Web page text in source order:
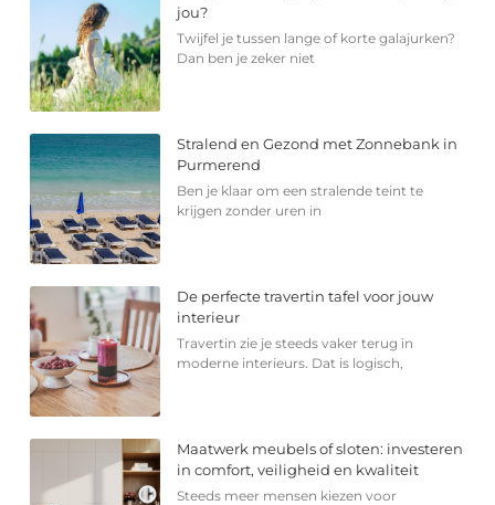
jou?
Twijfel je tussen lange of korte galajurken?
Dan ben je zeker niet
Stralend en Gezond met Zonnebank in
Purmerend
Ben je klaar om een stralende teint te
krijgen zonder uren in
De perfecte travertin tafel voor jouw
interieur
Travertin zie je steeds vaker terug in
moderne interieurs. Dat is logisch,
Maatwerk meubels of sloten: investeren
in comfort, veiligheid en kwaliteit
Steeds meer mensen kiezen voor